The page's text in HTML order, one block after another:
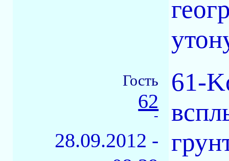
Гость
62
-
28.09.2012 -
61-